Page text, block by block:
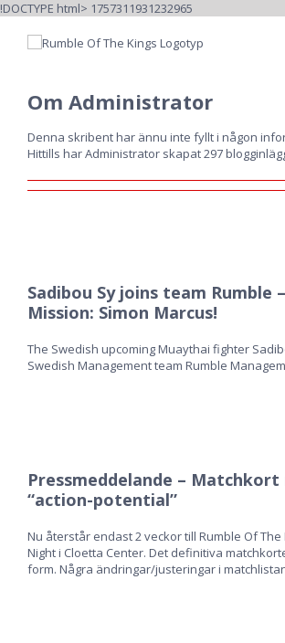
!DOCTYPE html> 1757311931232965
innehållet
Om Administrator
Denna skribent har ännu inte fyllt i någon
Hittills har Administrator skapat 297
Sadibou Sy joins team Rumble
Mission: Simon Marcus!
The Swedish upcoming Muaythai fighter
Swedish Management team Rumble
Pressmeddelande – Matchkort
“action-potential”
Nu återstår endast 2 veckor till Rumble Of The
Night i Cloetta Center. Det definitiva
form. Några ändringar/justeringar i